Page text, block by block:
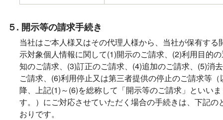
５. 開示等の請求手続き
当社はご本人様又はその代理人様から、当社が保有する
示対象個人情報に関して(1)開示のご請求、(2)利用目的
知のご請求、(3)訂正のご請求、(4)追加のご請求、(5)消
ご請求、(6)利用停止又は第三者提供の停止のご請求等（
降、上記(1)～(6)を総称して「開示等のご請求」といいま
す。）にご対応させていただく場合の手続きは、下記の
おりです。